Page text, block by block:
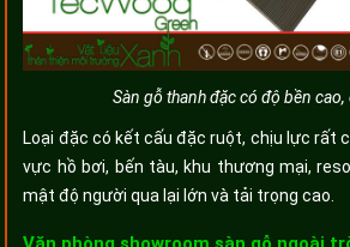
Sàn gỗ thanh đặc có độ bền cao,
Loại đặc có kết cấu đặc ruột, chịu lực rất
vực hồ bơi, bến tàu, khu thương mại,
mật độ người qua lại lớn và tải trọng cao.